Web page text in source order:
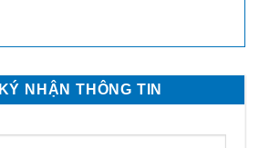
NHẬN THÔNG TIN